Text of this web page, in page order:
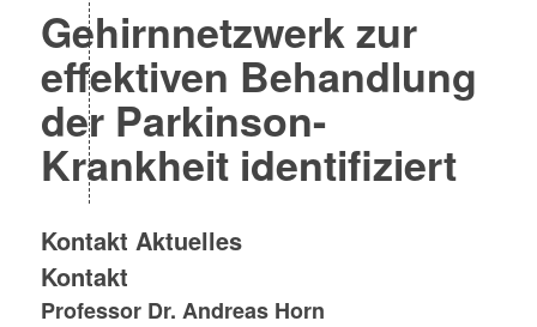
Gehirnnetzwerk zur
effektiven Behandlung
der Parkinson-
Krankheit identifiziert
Kontakt Aktuelles
Kontakt
Professor Dr. Andreas Horn